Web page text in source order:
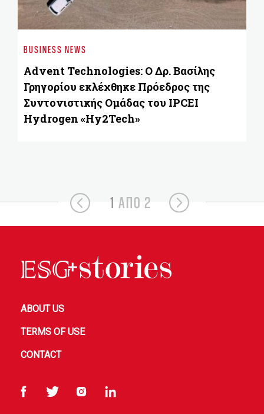
BUSINESS NEWS
Advent Technologies: Ο Δρ. Βασίλης
Γρηγορίου εκλέχθηκε Πρόεδρος της
Συντονιστικής Ομάδας του IPCEI
Hydrogen «Hy2Tech»
1 ΑΠΟ 2
ABOUT US
TERMS OF USE
CONTACT